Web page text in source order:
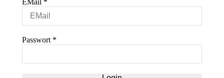
Passwort *